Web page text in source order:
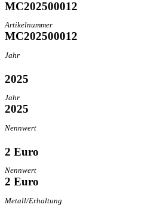
MC202500012
Artikelnummer
MC202500012
Jahr
2025
Jahr
2025
Nennwert
2 Euro
Nennwert
2 Euro
Metall/Erhaltung